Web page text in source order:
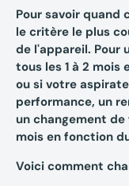
Pour savoir quand
le critère le plus
de l'appareil. Pour
tous les 1 à 2 mois
ou si votre
performance, un
un changement
mois en fonction
Voici comment